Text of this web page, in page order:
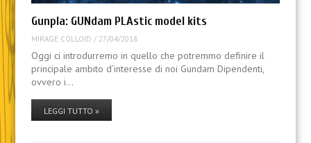
Gunpla: GUNdam PLAstic model kits
MIRAGE COLLOID / 27/04/2018
Oggi ci introdurremo in quello che potremmo definire il
principale ambito d’interesse di noi Gundam Dipendenti,
ovvero i…
LEGGI TUTTO »